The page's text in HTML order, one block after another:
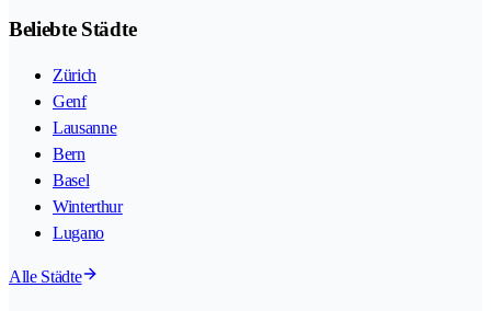
Beliebte Städte
Zürich
Genf
Lausanne
Bern
Basel
Winterthur
Lugano
Alle Städte